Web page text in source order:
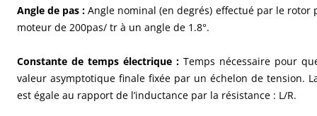
Angle de pas :Angle nominal (en degrés) effectué par le
moteur de 200pas/ tr à un angle de 1.8°.
Constante de temps électrique : Temps nécessaire pour
valeur asymptotique finale fixée par un échelon de tension.
est égale au rapport de l’inductance par la résistance : L/R.